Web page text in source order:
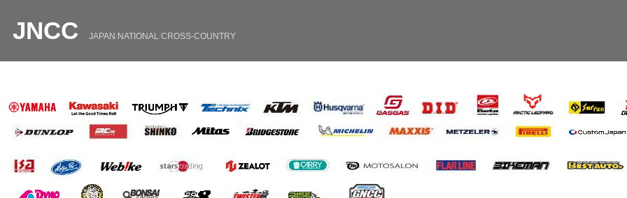
JNCC JAPAN NATIONAL CROSS-COUNTRY